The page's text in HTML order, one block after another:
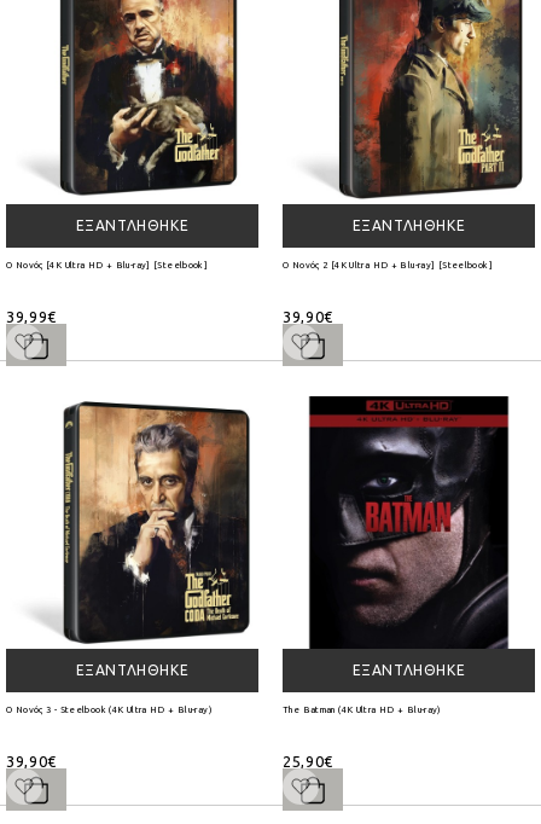
ΕΞΑΝΤΛΉΘΗΚΕ
Ο Νονός [4K Ultra HD + Blu-ray] [Steelbook]
39,99€
ΕΞΑΝΤΛΉΘΗΚΕ
Ο Νονός 2 [4K Ultra HD + Blu-ray] [Steelbook]
39,90€
ΕΞΑΝΤΛΉΘΗΚΕ
Ο Νονός 3 - Steelbook (4K Ultra HD + Blu-ray)
39,90€
ΕΞΑΝΤΛΉΘΗΚΕ
The Batman (4K Ultra HD + Blu-ray)
25,90€